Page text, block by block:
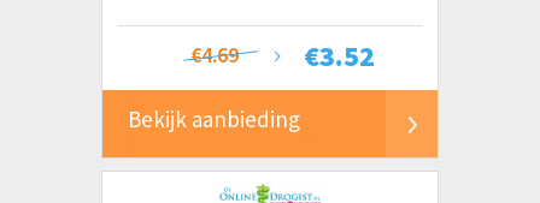
€3.52
€4.69
Bekijk aanbieding